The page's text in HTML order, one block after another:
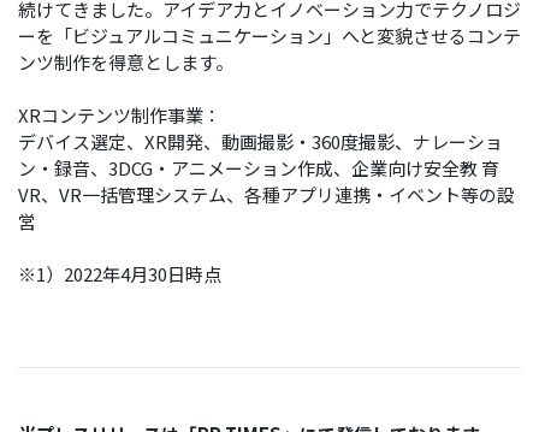
続けてきました。アイデア⼒とイノベーション⼒でテクノロジ
ーを「ビジュアルコミュニケーション」へと変貌させるコンテ
ンツ制作を得意とします。
XRコンテンツ制作事業：
デバイス選定、XR開発、動画撮影・360度撮影、ナレーショ
ン・録⾳、3DCG・アニメーション作成、企業向け安全教 育
VR、VR⼀括管理システム、各種アプリ連携・イベント等の設
営
※1）2022年4⽉30⽇時点